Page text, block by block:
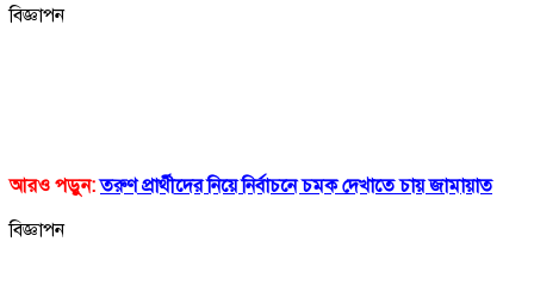
বিজ্ঞাপন
আরও পড়ুন: তরুণ প্রার্থীদের নিয়ে নির্বাচনে চমক দেখাতে চায় জামায়াত
বিজ্ঞাপন